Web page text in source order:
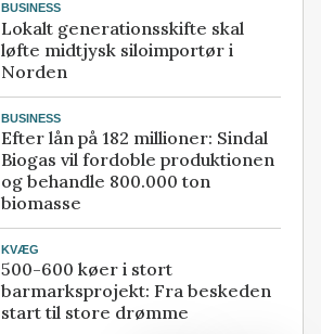
BUSINESS
Lokalt generationsskifte skal
løfte midtjysk siloimportør i
Norden
BUSINESS
Efter lån på 182 millioner: Sindal
Biogas vil fordoble produktionen
og behandle 800.000 ton
biomasse
KVÆG
500-600 køer i stort
barmarksprojekt: Fra beskeden
start til store drømme